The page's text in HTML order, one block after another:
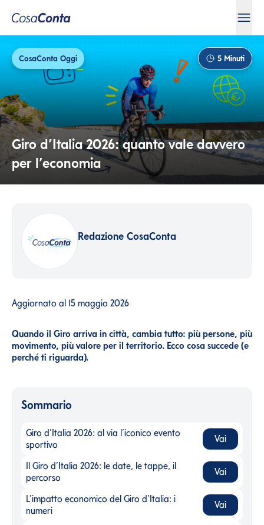
CosaConta Oggi 5 Minuti
Giro d’Italia 2026: quanto vale davvero
per l’economia
Redazione CosaConta
Aggiornato al 15 maggio 2026
Quando il Giro arriva in città, cambia tutto: più persone, più
movimento, più valore per il territorio. Ecco cosa succede (e
perché ti riguarda).
Sommario
Giro d’Italia 2026: al via l’iconico evento sportivo -
Giro d’Italia 2026: al via l’iconico evento
sportivo
Vai
Il Giro d’Italia 2026: le date, le tappe, il percorso -
Il Giro d’Italia 2026: le date, le tappe, il
percorso
Vai
L’impatto economico del Giro d’Italia: i numeri
L’impatto economico del Giro d’Italia: i
numeri
Vai